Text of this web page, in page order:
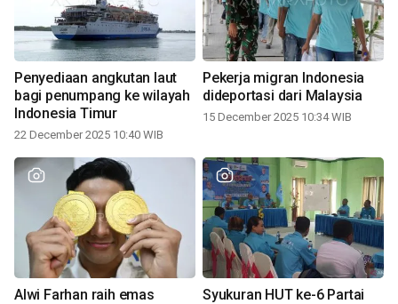
Penyediaan angkutan laut
bagi penumpang ke wilayah
Indonesia Timur
22 December 2025 10:40 WIB
Pekerja migran Indonesia
dideportasi dari Malaysia
15 December 2025 10:34 WIB
Alwi Farhan raih emas
Syukuran HUT ke-6 Partai